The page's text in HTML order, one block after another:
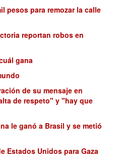
pesos para remozar la calle
reportan robos en
gana
de su mensaje en
de respeto" y "hay que
le ganó a Brasil y se metió
Estados Unidos para Gaza